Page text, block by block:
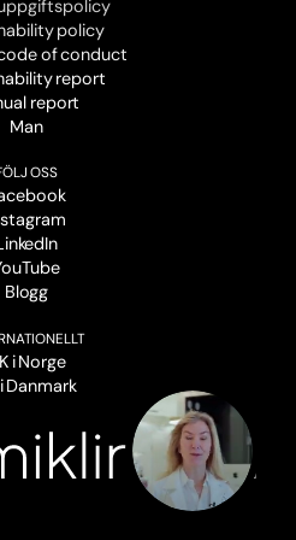
policy
of conduct
report
report
Man
OSS
Blogg
i Norge
Danmark